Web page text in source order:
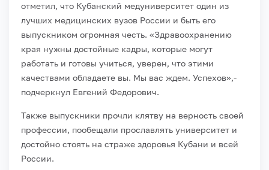
отметил, что Кубанский медуниверситет один из
лучших медицинских вузов России и быть его
выпускником огромная честь. «Здравоохранению
края нужны достойные кадры, которые могут
работать и готовы учиться, уверен, что этими
качествами обладаете вы. Мы вас ждем. Успехов»,-
подчеркнул Евгений Федорович.
Также выпускники прочли клятву на верность своей
профессии, пообещали прославлять университет и
достойно стоять на страже здоровья Кубани и всей
России.